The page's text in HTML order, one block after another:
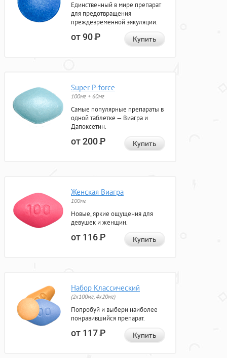
Единственный в мире препарат
для предотвращения
преждевременной эякуляции.
от 90Р Купить
Super P-force
100мг + 60мг
Самые популярные препараты в
одной таблетке — Виагра и
Дапоксетин.
от 200Р Купить
Женская Виагра
100мг
Новые, яркие ощущения для
девушек и женщин.
от 116Р Купить
Набор Классический
(2x100мг, 4x20мг)
Попробуй и выбери наиболее
понравившийся препарат.
от 117Р Купить